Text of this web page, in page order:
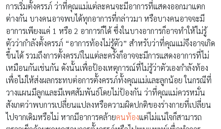
การเริ่มตั้งครรภ์ ว่าที่คุณแม่แต่ละคนจะมีอาการที่แสดงออกมาแตก
ต่างกัน บางคนอาจพบได้ทุกอาการที่กล่าวมา หรือบางคนอาจจะมี
อาการเพียงแค่ 1 หรือ 2 อาการก็ได้ ซึ่งในบางอาการก็อาจทำให้ไม่รู้
ตัวว่ากำลังตั้งครรภ์ “อาการท้องไม่รู้ตัว” สำหรับว่าที่คุณแม่จึงอาจเกิด
ขึ้นได้ รวมถึงการตั้งครรภ์ในแต่ละครั้งก็อาจจะมีการแสดงอาการที่ไม่
เหมือนกันเช่นกัน ดังนั้นเพื่อป้องเหตุการณ์ที่ไม่รู้ว่าตัวเองกำลังท้อง
เพื่อไม่ให้ส่งผลกระทบต่อการตั้งครรภ์ทั้งคุณแม่และลูกน้อย ในกรณีที่
วางแผนมีลูกและมีเพศสัมพันธ์โดยไม่ป้องกัน ว่าที่คุณแม่ควรหมั่น
สังเกตว่าพบการเปลี่ยนแปลงหรือความผิดปกติของร่างกายที่เปลี่ยน
ไปจากเดิมหรือไม่ หากมีอาการคล้ายคนท้องแต่ไม่แน่ใจก็สามารถ